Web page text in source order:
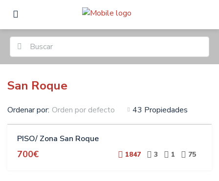
San Roque
43 Propiedades
Ordenar por: Orden por defecto
PISO/ Zona San Roque
700€ 1847 3 1 75